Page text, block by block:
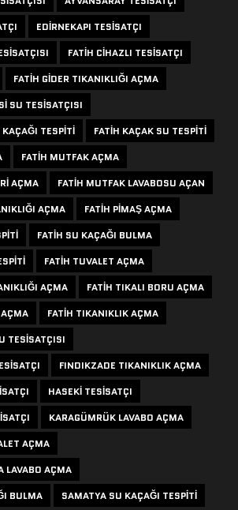
EDIRNEKAPI TESISATÇI
FATIH CIHAZLI TESISATÇI
FATIH GIDER TIKANIKLIĞI AÇMA
SU TESISATÇISI
TESPITI
FATIH KAÇAK SU TESPITI
FATIH MUTFAK AÇMA
AÇMA
FATIH MUTFAK LAVABOSU AÇAN
AÇMA
FATIH PIMAŞ AÇMA
FATIH SU KAÇAĞI BULMA
FATIH TUVALET AÇMA
AÇMA
FATIH TIKALI BORU AÇMA
FATIH TIKANIKLIK AÇMA
TESISATÇISI
FINDIKZADE TIKANIKLIK AÇMA
HASEKI TESISATÇI
KARAGÜMRÜK LAVABO AÇMA
AÇMA
LAVABO AÇMA
BULMA
SAMATYA SU KAÇAĞI TESPITI